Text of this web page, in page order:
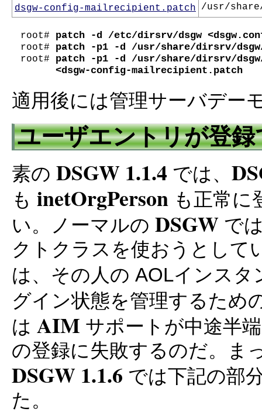
dsgw-config-mailrecipient.patch /usr/
root#
root#
root# patch -p1 -d /usr/share/dirsrv/
      <dsgw-config-mailrecipient.patch
適用後には管理サーバデー
ユーザエントリが登
素の DSGW 1.1.4 では、
も inetOrgPerson も正常に
い。ノーマルの DSGW で
クトクラスを使おうとして
は、その人の AOLインス
グイン状態を管理するため
は AIM サポートが中途半
の登録に失敗するのだ。ま
DSGW 1.1.6 では下記の部
た。